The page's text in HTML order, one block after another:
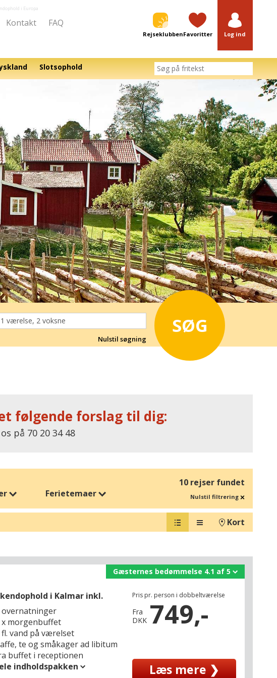
i Europa
Kontakt FAQ
RejseklubbenFavoritter Log ind
Slotsophold
SØG
Nulstil søgning
følgende forslag til dig:
på 70 20 34 48
10 rejser fundet
Ferietemaer Nulstil filtrering
Kort
i Kalmar inkl.
overnatninger
x morgenbuffet
fl. vand på værelset
te og småkager ad libitum
buffet i receptionen
indholdspakken
Pris pr. person i dobbeltværelse
Fra
DKK 749,-
Læs mere ❯
Gæsternes bedømmelse 4.1 af 5